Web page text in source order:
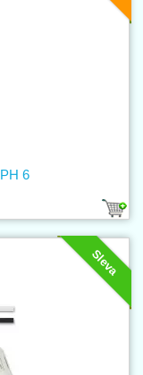
6
Sleva